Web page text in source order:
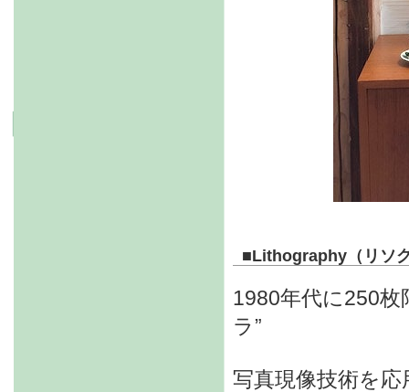
■Lithography（リソ
1980年代に250
ラ”
写真現像技術を